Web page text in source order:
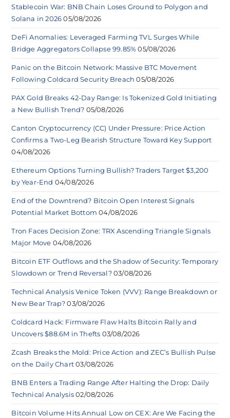
Stablecoin War: BNB Chain Loses Ground to Polygon and
Solana in 2026 05/08/2026
DeFi Anomalies: Leveraged Farming TVL Surges While
Bridge Aggregators Collapse 99.85% 05/08/2026
Panic on the Bitcoin Network: Massive BTC Movement
Following Coldcard Security Breach 05/08/2026
PAX Gold Breaks 42-Day Range: Is Tokenized Gold Initiating
a New Bullish Trend? 05/08/2026
Canton Cryptocurrency (CC) Under Pressure: Price Action
Confirms a Two-Leg Bearish Structure Toward Key Support
04/08/2026
Ethereum Options Turning Bullish? Traders Target $3,200
by Year-End 04/08/2026
End of the Downtrend? Bitcoin Open Interest Signals
Potential Market Bottom 04/08/2026
Tron Faces Decision Zone: TRX Ascending Triangle Signals
Major Move 04/08/2026
Bitcoin ETF Outflows and the Shadow of Security: Temporary
Slowdown or Trend Reversal? 03/08/2026
Technical Analysis Venice Token (VVV): Range Breakdown or
New Bear Trap? 03/08/2026
Coldcard Hack: Firmware Flaw Halts Bitcoin Rally and
Uncovers $88.6M in Thefts 03/08/2026
Zcash Breaks the Mold: Price Action and ZEC’s Bullish Pulse
on the Daily Chart 03/08/2026
BNB Enters a Trading Range After Halting the Drop: Daily
Technical Analysis 02/08/2026
Bitcoin Volume Hits Annual Low on CEX: Are We Facing the